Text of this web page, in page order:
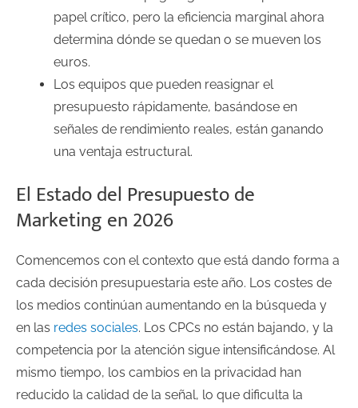
papel crítico, pero la eficiencia marginal ahora
determina dónde se quedan o se mueven los
euros.
Los equipos que pueden reasignar el
presupuesto rápidamente, basándose en
señales de rendimiento reales, están ganando
una ventaja estructural.
El Estado del Presupuesto de
Marketing en 2026
Comencemos con el contexto que está dando forma a
cada decisión presupuestaria este año. Los costes de
los medios continúan aumentando en la búsqueda y
en las redes sociales. Los CPCs no están bajando, y la
competencia por la atención sigue intensificándose. Al
mismo tiempo, los cambios en la privacidad han
reducido la calidad de la señal, lo que dificulta la